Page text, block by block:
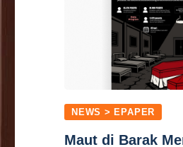
NEWS > EPAPER
Maut di Barak